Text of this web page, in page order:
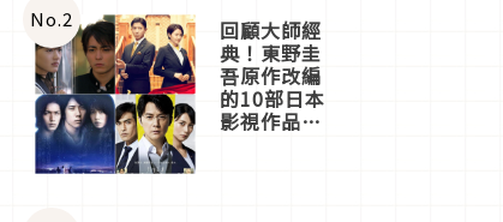
體驗
No.2 回顧大師經
典！東野圭
吾原作改編
的10部日本
影視作品推